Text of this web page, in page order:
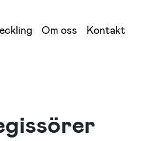
Om oss Kontakt